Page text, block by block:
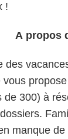
!
A propos
des
de 300) à
manque